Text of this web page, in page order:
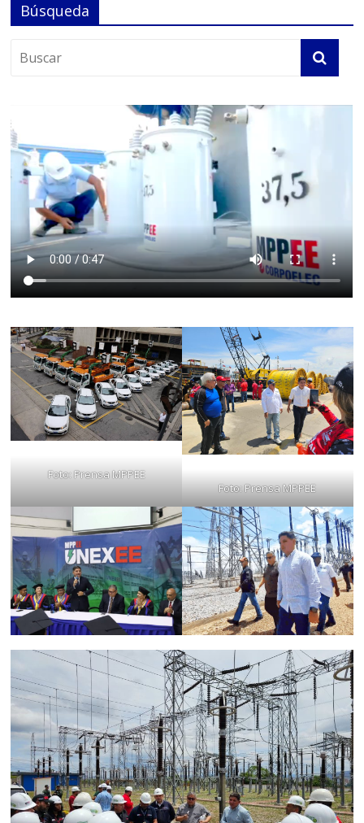
Búsqueda
Foto: Prensa MPPEE
Foto: Prensa MPPEE